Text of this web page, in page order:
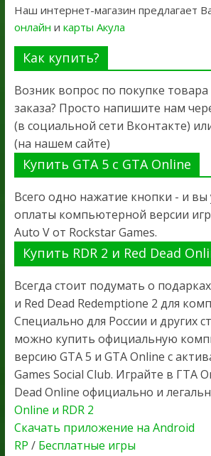
Наш интернет-магазин предлагает
онлайн и карты Акула
Как купить?
Возник вопрос по покупке
заказа? Просто напишите нам
(в социальной сети Вконтакте)
(на нашем сайте)
Купить GTA 5 с GTA Online
Всего одно нажатие кнопки - и вы
оплаты компьютерной версии
Auto V от Rockstar Games.
Купить RDR 2 и Red Dead
Всегда стоит подумать о
и Red Dead Redemptione 2 для
Специально для России и других
можно купить официальную
версию GTA 5 и GTA Online с
Games Social Club. Играйте в ГТА
Dead Online официально и
Online и RDR 2
Скачать приложение на Android
RP / Бесплатные игры